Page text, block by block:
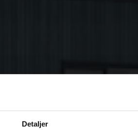
Detaljer